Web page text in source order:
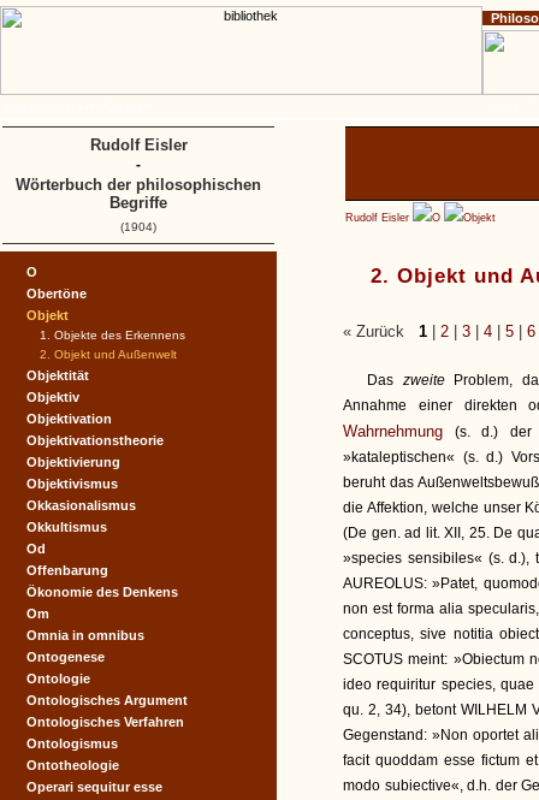
Rudolf Eisler O Objekt
2. Objekt und
« Zurück 1 2 3 4 5 6
Das zweite
Problem,
Annahme einer direkten
Wahrnehmung (s. d.) der
»kataleptischen« (s. d.)
beruht das
die Affektion, welche unser
(De gen. ad lit. XII, 25. De
»species sensibiles« (s. d.),
AUREOLUS: »Patet,
non est forma alia
conceptus, sive notitia
SCOTUS meint: »Obiectum
ideo requiritur species,
qu. 2, 34), betont WILHELM
Gegenstand: »Non oportet
facit quoddam esse fictum
modo subiective«, d.h. der
O
Obertöne
Objekt
1. Objekte des Erkennens
2. Objekt und Außenwelt
Objektität
Objektiv
Objektivation
Objektivationstheorie
Objektivierung
Objektivismus
Okkasionalismus
Okkultismus
Od
Offenbarung
Ökonomie des Denkens
Om
Omnia in omnibus
Ontogenese
Ontologie
Ontologisches Argument
Ontologisches Verfahren
Ontologismus
Ontotheologie
Operari sequitur esse
Rudolf Eisler
-
Wörterbuch der philosophischen
Begriffe
(1904)